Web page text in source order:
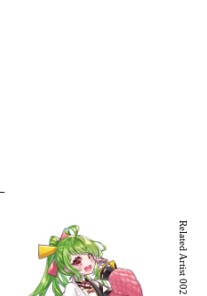
Related Artist 002